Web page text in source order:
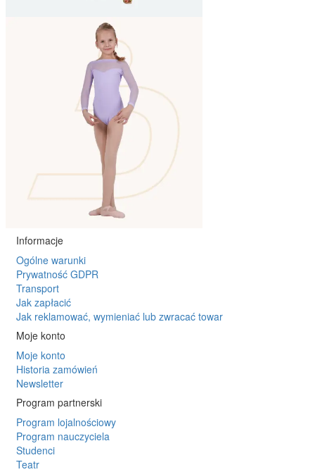
Informacje
Ogólne warunki
Prywatność GDPR
Transport
Jak zapłacić
Jak reklamować, wymieniać lub zwracać towar
Moje konto
Moje konto
Historia zamówień
Newsletter
Program partnerski
Program lojalnościowy
Program nauczyciela
Studenci
Teatr